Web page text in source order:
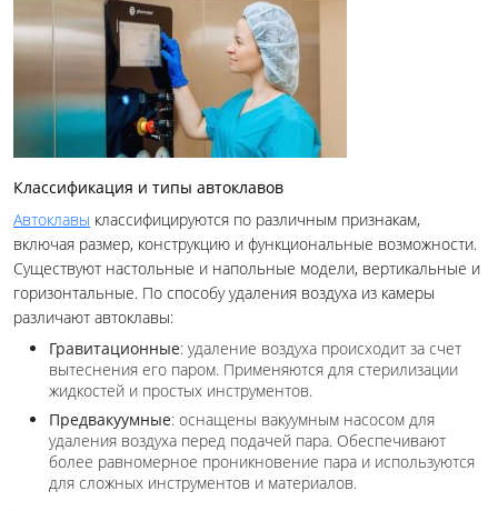
Классификация и типы автоклавов
Автоклавы классифицируются по различным признакам,
включая размер, конструкцию и функциональные возможности.
Существуют настольные и напольные модели, вертикальные и
горизонтальные. По способу удаления воздуха из камеры
различают автоклавы:
Гравитационные: удаление воздуха происходит за счет
вытеснения его паром. Применяются для стерилизации
жидкостей и простых инструментов.
Предвакуумные: оснащены вакуумным насосом для
удаления воздуха перед подачей пара. Обеспечивают
более равномерное проникновение пара и используются
для сложных инструментов и материалов.